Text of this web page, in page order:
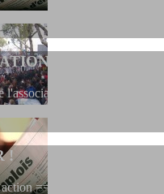
l'association et de sa charte
!
==> Si vous souhaitez